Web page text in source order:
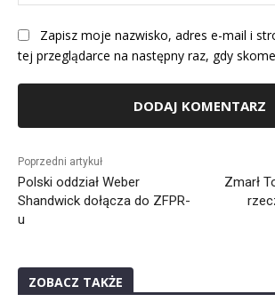
Zapisz moje nazwisko, adres e-mail i
tej przeglądarce na następny raz, gdy
Poprzedni artykuł
Polski oddział Weber
Shandwick dołącza do ZFPR-
u
Zmarł
ZOBACZ TAKŻE